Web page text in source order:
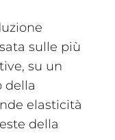
sulle più
su un
della
elasticità
della